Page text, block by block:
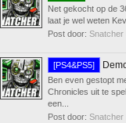
Net gekocht op de
laat je wel weten
Post door: Snatcher
[PS4&PS5]
Ben even gestopt
Chronicles uit te
een...
Post door: Snatcher